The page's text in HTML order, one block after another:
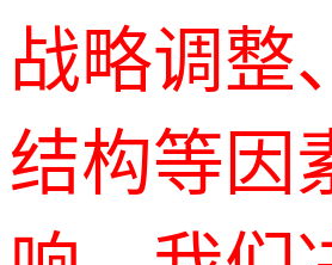
战略调整
结构等因